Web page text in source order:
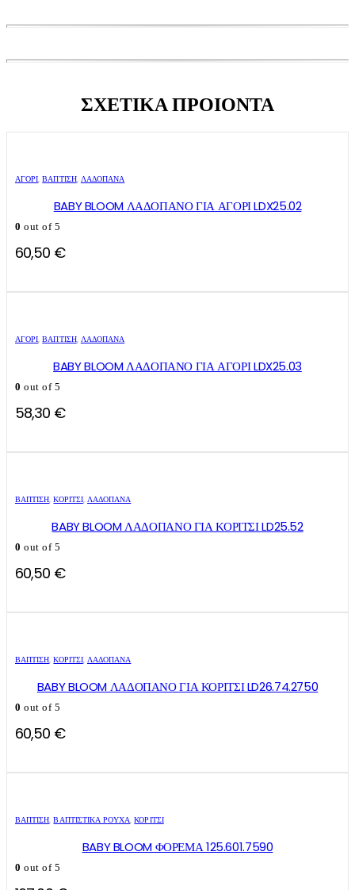
ΣΧΕΤΙΚΑ ΠΡΟΙΟΝΤΑ
ΑΓΌΡΙ,ΒΑΠΤΙΣΗ, ΛΑΔΌΠΑΝΑ
BABY BLOOM ΛΑΔΟΠΑΝΟ ΓΙΑ ΑΓΟΡΙ LDX25.02
0 out of 5
60,50 €
ΑΓΌΡΙ,ΒΑΠΤΙΣΗ, ΛΑΔΌΠΑΝΑ
BABY BLOOM ΛΑΔΟΠΑΝΟ ΓΙΑ ΑΓΟΡΙ LDX25.03
0 out of 5
58,30 €
ΒΑΠΤΙΣΗ,ΚΟΡΊΤΣΙ, ΛΑΔΌΠΑΝΑ
BABY BLOOM ΛΑΔΟΠΑΝΟ ΓΙΑ ΚΟΡΙΤΣΙ LD25.52
0 out of 5
60,50 €
ΒΑΠΤΙΣΗ,ΚΟΡΊΤΣΙ, ΛΑΔΌΠΑΝΑ
BABY BLOOM ΛΑΔΟΠΑΝΟ ΓΙΑ ΚΟΡΙΤΣΙ LD26.74.2750
0 out of 5
60,50 €
το
παραλλαγές.
Οι
το
παραλλαγές.
Οι
ΒΑΠΤΙΣΗ,ΒΑΠΤΙΣΤΙΚΆ ΡΟΎΧΑ,ΚΟΡΊΤΣΙ
BABY BLOOM ΦΟΡΕΜΑ 125.601.7590
0 out of 5